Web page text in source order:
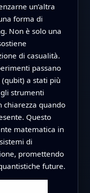
un’altra
forma di
Non è solo una
di casualità.
passano
a stati più
strumenti
chiarezza quando
Questo
matematica in
di
promettendo
future.